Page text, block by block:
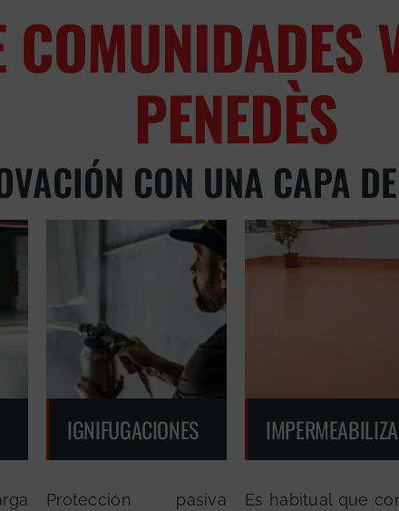
COMUNIDADES
PENEDÈS
CON UNA CAPA
IGNIFUGACIONES
Protección pasiva
Es habitual que